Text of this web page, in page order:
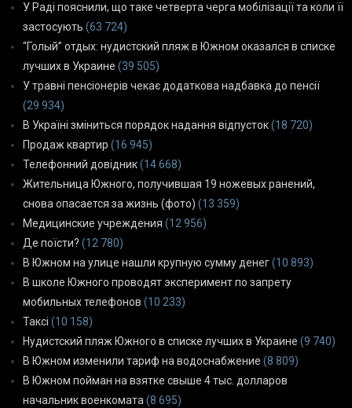
У Раді пояснили, що таке четверта черга мобілізації та коли її
застосують (63 724)
“Голый” отдых: нудистский пляж в Южном оказался в списке
лучших в Украине (39 505)
У травні пенсіонерів чекає додаткова надбавка до пенсії
(29 934)
В Україні зміниться порядок надання відпусток(18 720)
Продаж квартир (16 945)
Телефонний довідник(14 668)
Жительница Южного, получившая 19 ножевых ранений,
снова опасается за жизнь (фото) (13 359)
Медицинские учреждения (12 956)
Де поїсти? (12 780)
В Южном на улице нашли крупную сумму денег(10 893)
В школе Южного проводят эксперимент по запрету
мобильных телефонов (10 233)
Таксі (10 158)
Нудистский пляж Южного в списке лучших в Украине (9 740)
В Южном изменили тариф на водоснабжение (8 809)
В Южном пойман на взятке свыше 4 тыс. долларов
начальник военкомата(8 695)